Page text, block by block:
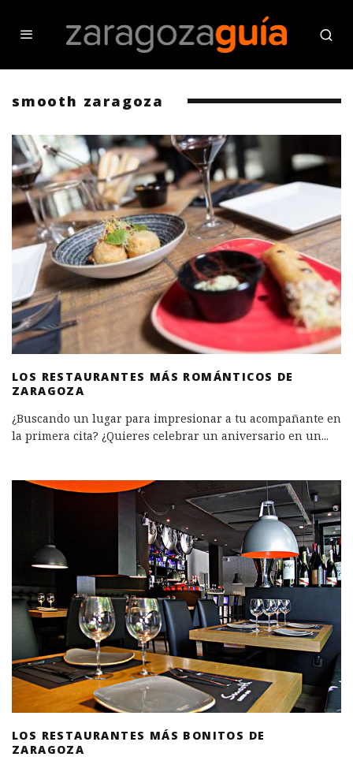
smooth zaragoza
LOS RESTAURANTES MÁS ROMÁNTICOS DE
ZARAGOZA
¿Buscando un lugar para impresionar a tu acompañante en
la primera cita? ¿Quieres celebrar un aniversario en un...
LOS RESTAURANTES MÁS BONITOS DE
ZARAGOZA